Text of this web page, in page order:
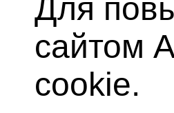
Для
сайтом
cookie.